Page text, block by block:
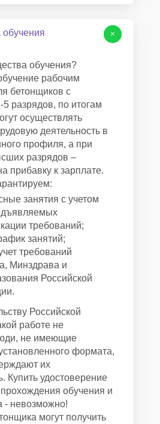
обучения?
рабочим
бетонщиков с
разрядов, по итогам
осуществлять
деятельность в
профиля, а при
разрядов –
прибавку к зарплате.
занятия с учетом
требований;
занятий;
требований
Минздрава и
Российской
Российской
работе не
не имеющие
формата,
их
Купить удостоверение
обучения и
- невозможно!
могут получить
+